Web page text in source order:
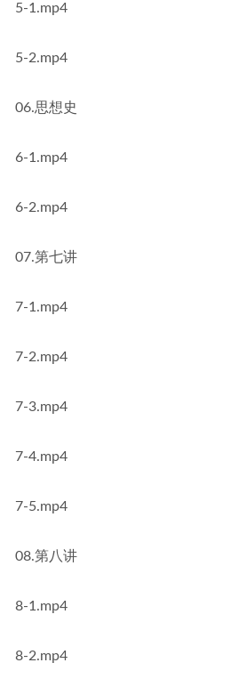
5-1.mp4
5-2.mp4
06.思想史
6-1.mp4
6-2.mp4
07.第七讲
7-1.mp4
7-2.mp4
7-3.mp4
7-4.mp4
7-5.mp4
08.第八讲
8-1.mp4
8-2.mp4